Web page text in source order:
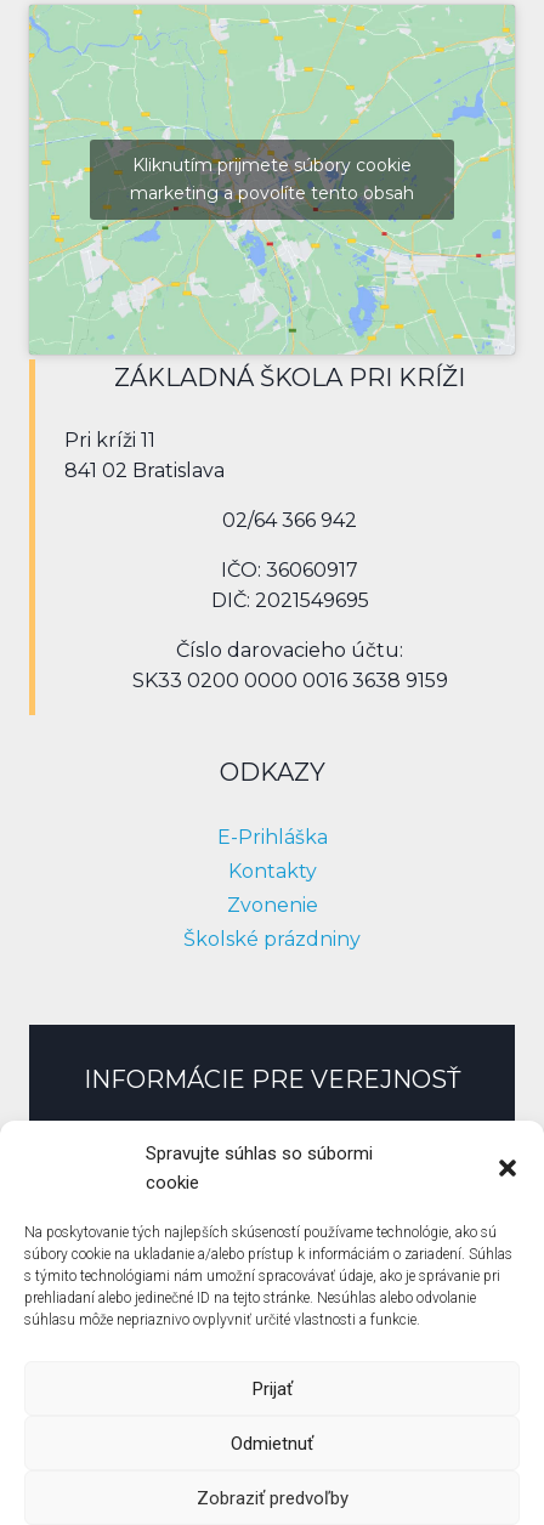
Spravujte súhlas so súbormi
cookie
Na poskytovanie tých najlepších skúseností používame technológie, ako sú
súbory cookie na ukladanie a/alebo prístup k informáciám o zariadení. Súhlas
s týmito technológiami nám umožní spracovávať údaje, ako je správanie pri
prehliadaní alebo jedinečné ID na tejto stránke. Nesúhlas alebo odvolanie
súhlasu môže nepriaznivo ovplyvniť určité vlastnosti a funkcie.
Prijať
Odmietnuť
Zobraziť predvoľby
Kliknutím prijmete súbory cookie
marketing a povolíte tento obsah
ZÁKLADNÁ ŠKOLA PRI KRÍŽI
Pri kríži 11
841 02 Bratislava
02/64 366 942
IČO: 36060917
DIČ: 2021549695
Číslo darovacieho účtu:
SK33 0200 0000 0016 3638 9159
ODKAZY
E-Prihláška
Kontakty
Zvonenie
Školské prázdniny
INFORMÁCIE PRE VEREJNOSŤ
Slobodný prístup k informáciám
Zmluvy, faktúry, objednávky
Verejné obstarávanie
Zásady ochrany osobných údajov
Zásady používania súborov cookie (EÚ)